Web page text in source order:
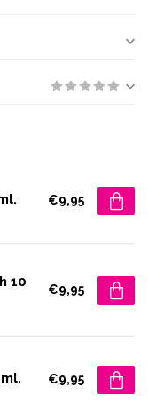
€9,95
10
€9,95
€9,95